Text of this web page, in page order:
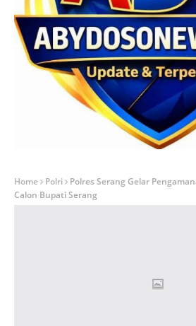
Home Polri
Polres Serang Gelar
Calon Bupati Serang